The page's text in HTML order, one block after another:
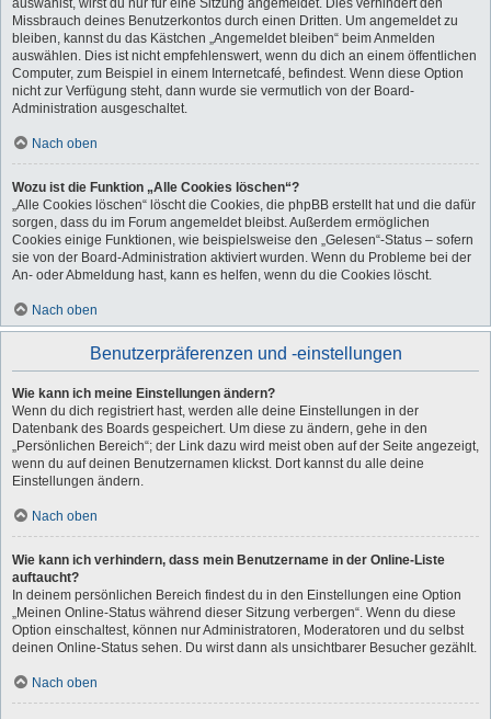
auswählst, wirst du nur für eine Sitzung angemeldet. Dies verhindert den
Missbrauch deines Benutzerkontos durch einen Dritten. Um angemeldet zu
bleiben, kannst du das Kästchen „Angemeldet bleiben“ beim Anmelden
auswählen. Dies ist nicht empfehlenswert, wenn du dich an einem öffentlichen
Computer, zum Beispiel in einem Internetcafé, befindest. Wenn diese Option
nicht zur Verfügung steht, dann wurde sie vermutlich von der Board-
Administration ausgeschaltet.
Nach oben
Wozu ist die Funktion „Alle Cookies löschen“?
„Alle Cookies löschen“ löscht die Cookies, die phpBB erstellt hat und die dafür
sorgen, dass du im Forum angemeldet bleibst. Außerdem ermöglichen
Cookies einige Funktionen, wie beispielsweise den „Gelesen“-Status – sofern
sie von der Board-Administration aktiviert wurden. Wenn du Probleme bei der
An- oder Abmeldung hast, kann es helfen, wenn du die Cookies löscht.
Nach oben
Benutzerpräferenzen und -einstellungen
Wie kann ich meine Einstellungen ändern?
Wenn du dich registriert hast, werden alle deine Einstellungen in der
Datenbank des Boards gespeichert. Um diese zu ändern, gehe in den
„Persönlichen Bereich“; der Link dazu wird meist oben auf der Seite angezeigt,
wenn du auf deinen Benutzernamen klickst. Dort kannst du alle deine
Einstellungen ändern.
Nach oben
Wie kann ich verhindern, dass mein Benutzername in der Online-Liste
auftaucht?
In deinem persönlichen Bereich findest du in den Einstellungen eine Option
„Meinen Online-Status während dieser Sitzung verbergen“. Wenn du diese
Option einschaltest, können nur Administratoren, Moderatoren und du selbst
deinen Online-Status sehen. Du wirst dann als unsichtbarer Besucher gezählt.
Nach oben